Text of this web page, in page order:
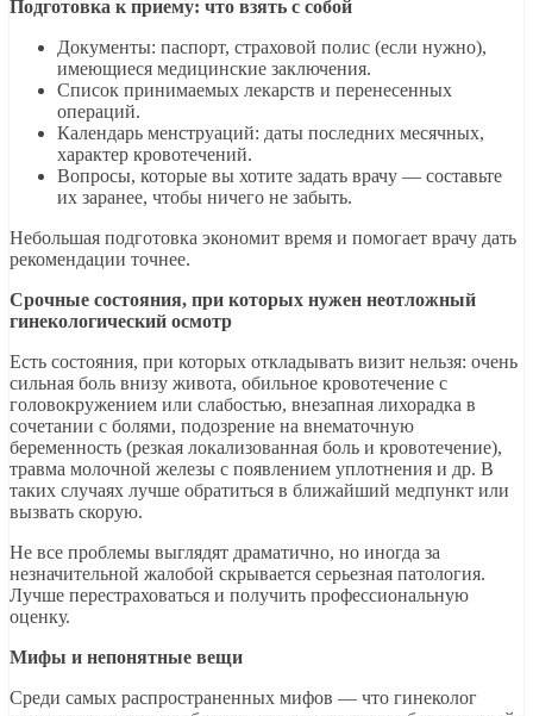
Подготовка к приему: что взять с собой
Документы: паспорт, страховой полис (если нужно),
имеющиеся медицинские заключения.
Список принимаемых лекарств и перенесенных
операций.
Календарь менструаций: даты последних месячных,
характер кровотечений.
Вопросы, которые вы хотите задать врачу — составьте
их заранее, чтобы ничего не забыть.
Небольшая подготовка экономит время и помогает врачу дать
рекомендации точнее.
Срочные состояния, при которых нужен неотложный
гинекологический осмотр
Есть состояния, при которых откладывать визит нельзя: очень
сильная боль внизу живота, обильное кровотечение с
головокружением или слабостью, внезапная лихорадка в
сочетании с болями, подозрение на внематочную
беременность (резкая локализованная боль и кровотечение),
травма молочной железы с появлением уплотнения и др. В
таких случаях лучше обратиться в ближайший медпункт или
вызвать скорую.
Не все проблемы выглядят драматично, но иногда за
незначительной жалобой скрывается серьезная патология.
Лучше перестраховаться и получить профессиональную
оценку.
Мифы и непонятные вещи
Среди самых распространенных мифов — что гинеколог